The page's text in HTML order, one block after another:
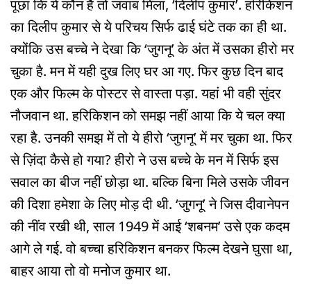
पूछा कि ये कौन है तो जवाब मिला, ‘दिलीप कुमार’. हरिकिशन
का दिलीप कुमार से ये परिचय सिर्फ ढाई घंटे तक का ही था.
क्योंकि उस बच्चे ने देखा कि ‘जुगनू’ के अंत में उसका हीरो मर
चुका है. मन में यही दुख लिए घर आ गए. फिर कुछ दिन बाद
एक और फिल्म के पोस्टर से वास्ता पड़ा. यहां भी वही सुंदर
नौजवान था. हरिकिशन को समझ नहीं आया कि ये चल क्या
रहा है. उनकी समझ में तो ये हीरो ‘जुगनू’ में मर चुका था. फिर
से ज़िंदा कैसे हो गया? हीरो ने उस बच्चे के मन में सिर्फ इस
सवाल का बीज नहीं छोड़ा था. बल्कि बिना मिले उसके जीवन
की दिशा हमेशा के लिए मोड़ दी थी. ‘जुगनू’ ने जिस दीवानेपन
की नींव रखी थी, साल 1949 में आई ‘शबनम’ उसे एक कदम
आगे ले गई. वो बच्चा हरिकिशन बनकर फिल्म देखने घुसा था,
बाहर आया तो वो मनोज कुमार था.